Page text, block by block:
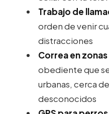
Trabajo de
orden de venir
distracciones
Correa en
obediente que
urbanas, cerca
desconocidos